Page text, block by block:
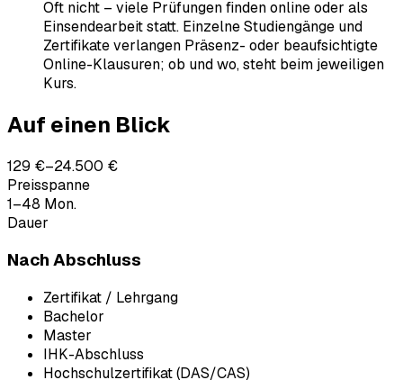
Oft nicht – viele Prüfungen finden online oder als
Einsendearbeit statt. Einzelne Studiengänge und
Zertifikate verlangen Präsenz- oder beaufsichtigte
Online-Klausuren; ob und wo, steht beim jeweiligen
Kurs.
Auf einen Blick
129 €–24.500 €
Preisspanne
1–48 Mon.
Dauer
Nach Abschluss
Zertifikat / Lehrgang
Bachelor
Master
IHK-Abschluss
Hochschulzertifikat (DAS/CAS)